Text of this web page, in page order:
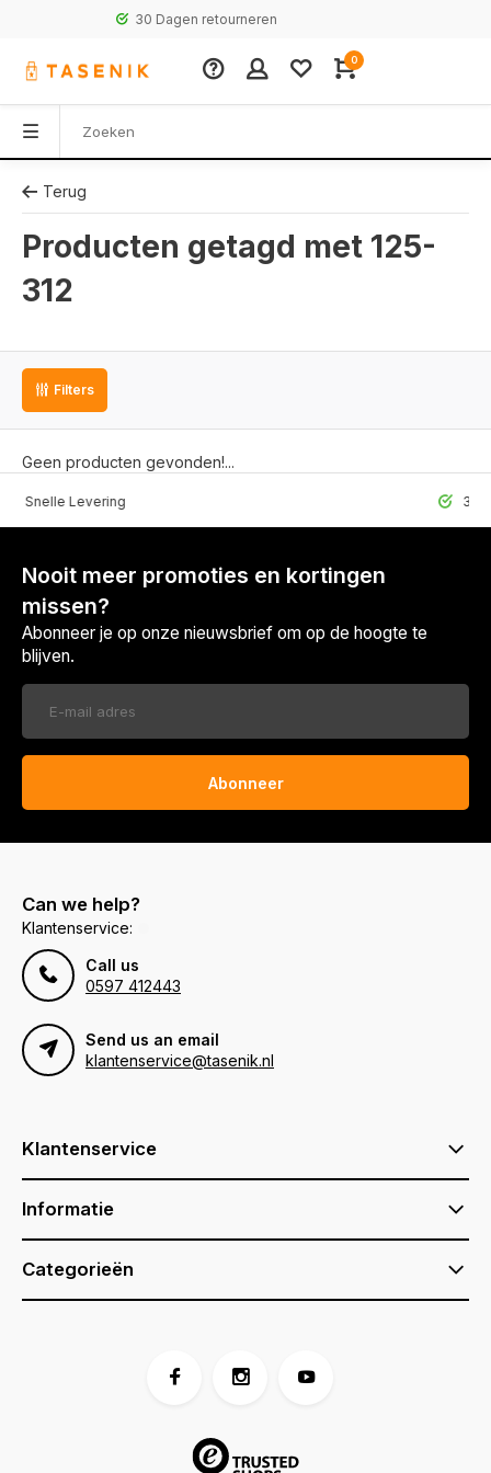
30 Dagen retourneren
0
Terug
Producten getagd met 125-
312
Filters
Geen producten gevonden!...
Levering 30 Dagen
Nooit meer promoties en kortingen
missen?
Abonneer je op onze nieuwsbrief om op de hoogte te
blijven.
Abonneer
Can we help?
Klantenservice:
Call us
0597 412443
Send us an email
klantenservice@tasenik.nl
Klantenservice
Informatie
Categorieën